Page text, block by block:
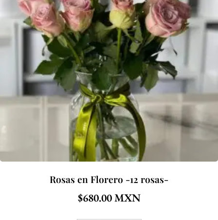
Rosas en Florero -12 rosas-
$680.00